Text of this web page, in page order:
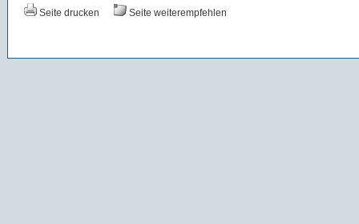
Seite drucken Seite weiterempfehlen